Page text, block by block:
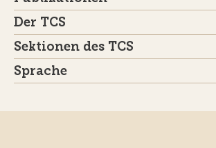
Der TCS
Sektionen des TCS
Sprache